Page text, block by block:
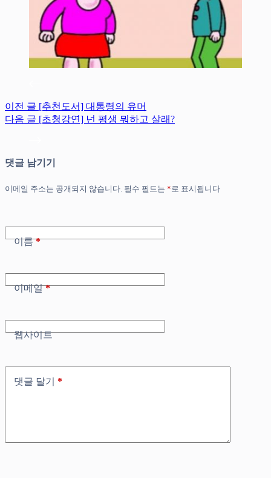
이전 글 [추천도서] 대통령의 유머
다음 글 [초청강연] 넌 평생 뭐하고 살래?
댓글 남기기
이메일 주소는 공개되지 않습니다. 필수 필드는 *로 표시됩니다
이름*
이메일*
웹사이트
댓글 달기 *